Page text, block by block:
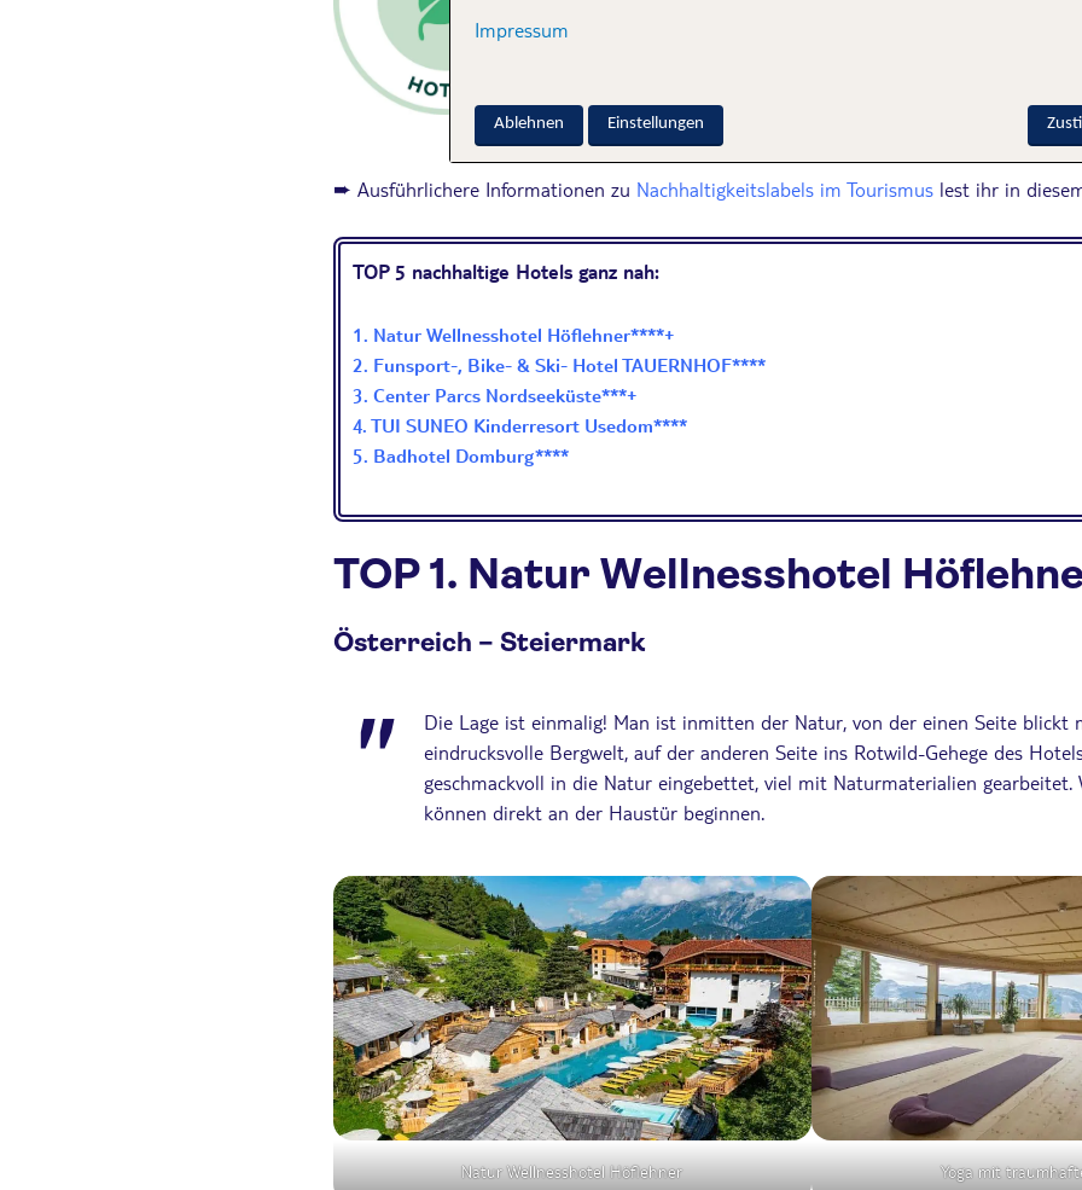
Organisation zertifiziert und erfüllen die
Tourism Councils“. Die Hotels zeichnen
Management, Ressourcenschonung, Nutzung
und vieles mehr aus.
➨ Ausführlichere Informationen zu Nachhaltigkeitslabels im Tourismus lest ihr in
TOP 5 nachhaltige Hotels ganz nah:
1. Natur Wellnesshotel Höflehner****+
2. Funsport-, Bike- & Ski- Hotel TAUERNHOF****
3. Center Parcs Nordseeküste***+
4. TUI SUNEO Kinderresort Usedom****
5. Badhotel Domburg****
TOP 1. Natur Wellnesshotel
Österreich – Steiermark
Die Lage ist einmalig! Man ist inmitten der Natur, von der einen Seite blickt
eindrucksvolle Bergwelt, auf der anderen Seite ins Rotwild-Gehege des
geschmackvoll in die Natur eingebettet, viel mit Naturmaterialien gearbeitet.
können direkt an der Haustür beginnen.
Natur Wellnesshotel Höflehner Yoga mit
Impressum
Ablehnen Einstellungen